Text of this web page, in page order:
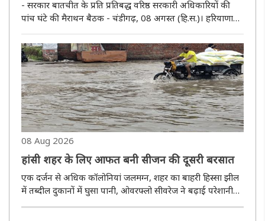
कर्मचारी
- सरकार बातचीत के प्रति प्रतिबद्ध वरिष्ठ सरकारी अधिकारियों की
पांच घंटे की मैराथन बैठक - चंडीगढ़, 08 अगस्त (हि.स.)। हरियाणा
सरकार ने बिजली निगमों के कर्मचारियों द्वारा उठाए गए विभिन्न मुद्दों
का बातचीत के माध्यम से समाधान करने की अपनी प्रतिबद्धता..
08 Aug 2026
हांसी शहर के लिए आफत बनी सीजन की दूसरी बरसात
एक दर्जन से अधिक कॉलोनियां जलमग्न, शहर का बाहरी हिस्सा झील
में तब्दील दुकानों में घुसा पानी, ओवरफ्लो सीवरेज ने बढ़ाई परेशानी
हांसी, 08 अगस्त (हि.स.)। शहर में शनिवार सुबह मानसून सीजन की